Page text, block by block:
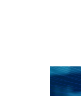
CAPA
NOTÍCIAS